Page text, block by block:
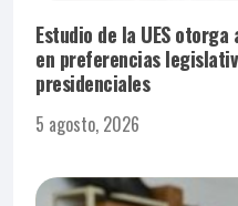
Estudio de la UES
en preferencias
presidenciales
5 agosto, 2026